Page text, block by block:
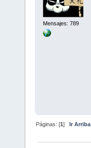
Mensajes: 789
Páginas: [1]Ir Arriba